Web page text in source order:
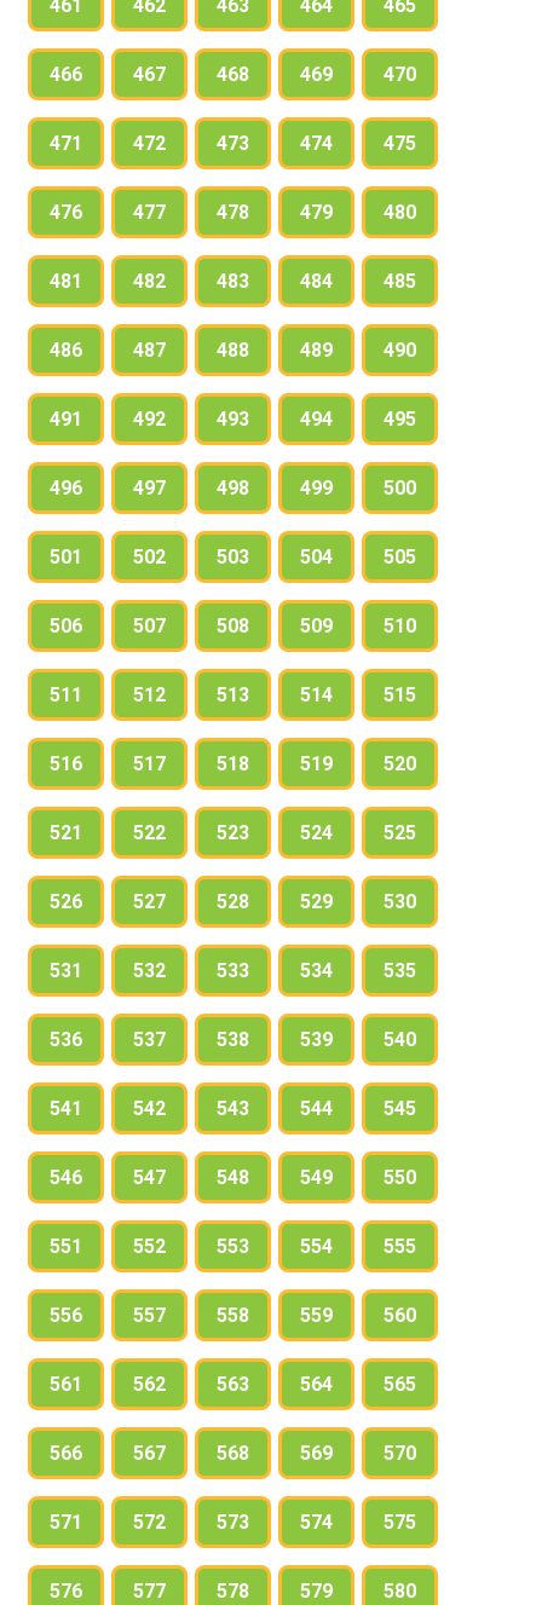
461 462 463 464 465
466 467 468 469 470
471 472 473 474 475
476 477 478 479 480
481 482 483 484 485
486 487 488 489 490
491 492 493 494 495
496 497 498 499 500
501 502 503 504 505
506 507 508 509 510
511 512 513 514 515
516 517 518 519 520
521 522 523 524 525
526 527 528 529 530
531 532 533 534 535
536 537 538 539 540
541 542 543 544 545
546 547 548 549 550
551 552 553 554 555
556 557 558 559 560
561 562 563 564 565
566 567 568 569 570
571 572 573 574 575
576 577 578 579 580